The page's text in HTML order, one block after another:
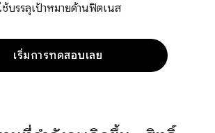
บรรลุเป้าหมายด้านฟิตเนส
เริ่มการทดสอบเลย